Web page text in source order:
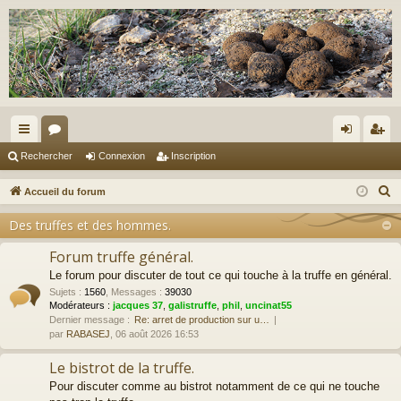
ac
co
ci
or
u
s
ne
on
cri
on
Rechercher Connexion Inscription
Accueil du forum
e
e
Des truffes et des hommes.
Forum truffe général.
Le forum pour discuter de tout ce qui touche à la truffe en général.
Sujets : 1560, Messages : 39030
Modérateurs : jacques 37, galistruffe, phil , uncinat55
Dernier message :
Re: arret de production sur u…
par RABASEJ, 06 août 2026 16:53
Le bistrot de la truffe.
Pour discuter comme au bistrot notamment de ce qui ne touche